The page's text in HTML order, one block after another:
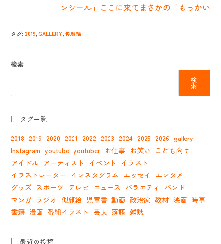
ンシール」ここに来てまさかの「もっかい
タグ:2019, GALLERY, 似顔絵
検索
検
索
タグ一覧
2018 2019 2020 2021 2022 2023 2024 2025 2026 gallery
Instagram youtube youtuber お仕事 お笑い こども向け
アイドル アーティスト イベント
イラスト
イラストレーター
インスタグラム エッセイ
エンタメ
グッズ スポーツ テレビ ニュース バラエティ
バンド
マンガ ラジオ 似顔絵 児童書 動画 政治家 教材 映画 時事
書籍 漫画 番組イラスト 芸人 落語 雑誌
最近の投稿